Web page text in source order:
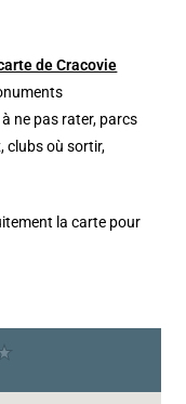
de Cracovie
ne pas rater, parcs
clubs où sortir,
la carte pour